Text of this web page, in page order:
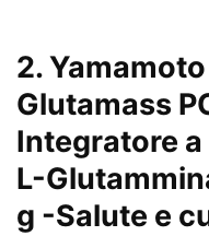
2.
Glutamass
Integratore a
L-
g -Salute e